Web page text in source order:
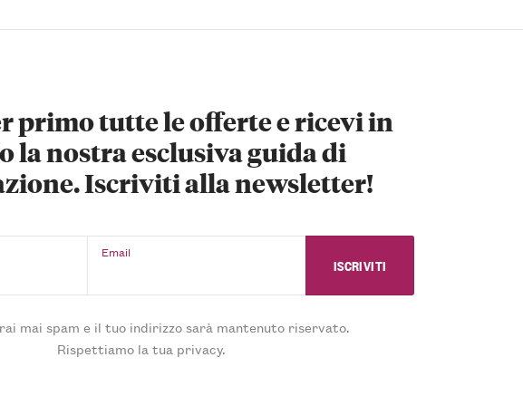
primo tutte le offerte e ricevi in
la nostra esclusiva guida di
Iscriviti alla newsletter!
Email
mai spam e il tuo indirizzo sarà mantenuto riservato.
Rispettiamo la tua privacy.